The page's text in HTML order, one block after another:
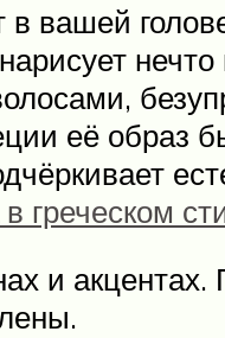
в вашей
её образ
греческом
и